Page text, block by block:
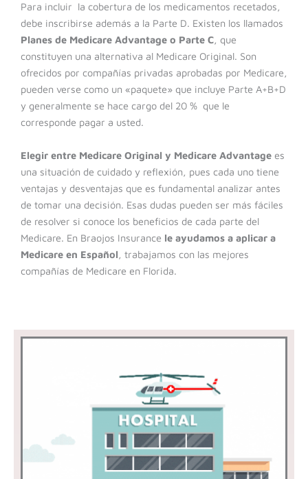
Para incluir la cobertura de los medicamentos recetados,
debe inscribirse además a la Parte D. Existen los llamados
Planes de Medicare Advantage o Parte C, que
constituyen una alternativa al Medicare Original. Son
ofrecidos por compañías privadas aprobadas por Medicare,
pueden verse como un «paquete» que incluye Parte A+B+D
y generalmente se hace cargo del 20 % que le
corresponde pagar a usted.
Elegir entre Medicare Original y Medicare Advantage es
una situación de cuidado y reflexión, pues cada uno tiene
ventajas y desventajas que es fundamental analizar antes
de tomar una decisión. Esas dudas pueden ser más fáciles
de resolver si conoce los beneficios de cada parte del
Medicare. En Braojos Insurance le ayudamos a aplicar a
Medicare en Español, trabajamos con las mejores
compañías de Medicare en Florida.